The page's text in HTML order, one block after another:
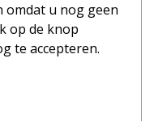
omdat u nog geen
op de knop
te accepteren.